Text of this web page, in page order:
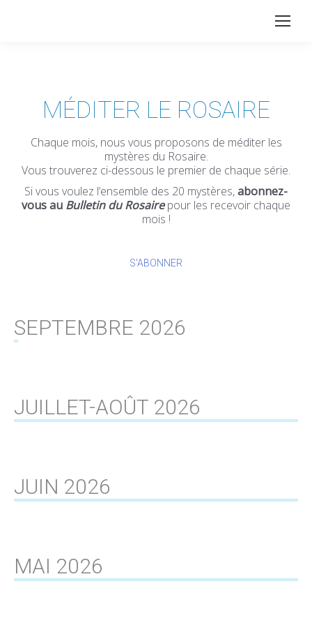
MÉDITER LE ROSAIRE
Chaque mois, nous vous proposons de méditer les
mystères du Rosaire.
Vous trouverez ci-dessous le premier de chaque série.
Si vous voulez l’ensemble des 20 mystères,abonnez-
vous au Bulletin du Rosairepour les recevoir chaque
mois !
S'ABONNER
SEPTEMBRE 2026
JUILLET-AOÛT 2026
JUIN 2026
MAI 2026